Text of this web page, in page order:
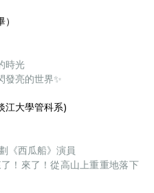
時光
發亮的世界✨
江大學管科系)
《西瓜船》演員
！來了！從高山上重重地落下